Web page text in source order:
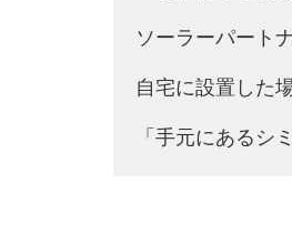
ソーラーパート
自宅に設置した
「手元にあるシ